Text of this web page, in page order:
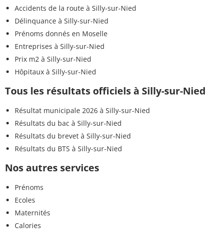
Accidents de la route à Silly-sur-Nied
Délinquance à Silly-sur-Nied
Prénoms donnés en Moselle
Entreprises à Silly-sur-Nied
Prix m2 à Silly-sur-Nied
Hôpitaux à Silly-sur-Nied
Tous les résultats officiels à Silly-sur-Nied
Résultat municipale 2026 à Silly-sur-Nied
Résultats du bac à Silly-sur-Nied
Résultats du brevet à Silly-sur-Nied
Résultats du BTS à Silly-sur-Nied
Nos autres services
Prénoms
Ecoles
Maternités
Calories